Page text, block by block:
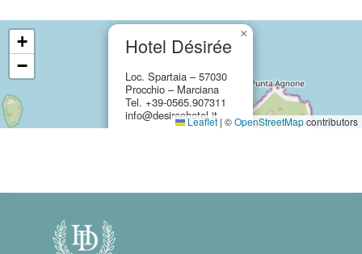
Hotel Désirée
Loc. Spartaia – 57030
Procchio – Marciana
Tel. +39-0565.907311
info@desireehotel.it
×
+
−
Leaflet | ©OpenStreetMapcontributors